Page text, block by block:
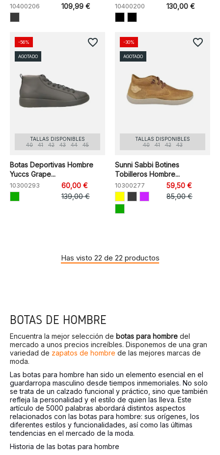
10400206 109,99 € 10400200 130,00 €
TALLAS DISPONIBLES
40
41 42 43 44 45
Botas Deportivas Hombre
Yuccs Grape...
10300293
60,00 €
139,00 €
-56%
AGOTADO
favorite_border
TALLAS DISPONIBLES
40
41 42 43
Sunni Sabbi Botines
Tobilleros Hombre...
10300277
59,50 €
85,00 €
-30%
AGOTADO
favorite_border
Has visto 22 de 22 productos
BOTAS DE HOMBRE
Encuentra la mejor selección de botas para hombre del
mercado a unos precios increíbles. Disponemos de una gran
variedad de zapatos de hombre de las mejores marcas de
moda.
Las botas para hombre han sido un elemento esencial en el
guardarropa masculino desde tiempos inmemoriales. No solo
se trata de un calzado funcional y práctico, sino que también
refleja la personalidad y el estilo de quien las lleva. Este
artículo de 5000 palabras abordará distintos aspectos
relacionados con las botas para hombre: sus orígenes, los
diferentes estilos y funcionalidades, así como las últimas
tendencias en el mercado de la moda.
Historia de las botas para hombre